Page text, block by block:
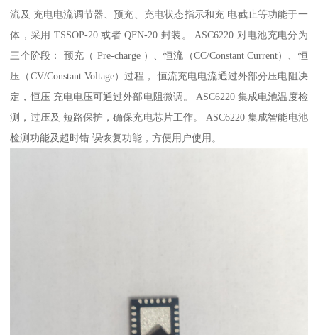
流及 充电电流调节器、预充、充电状态指示和充 电截止等功能于一
体，采用 TSSOP-20 或者 QFN-20 封装。 ASC6220 对电池充电分为
三个阶段： 预充（ Pre-charge ）、恒流（CC/Constant Current）、恒
压（CV/Constant Voltage）过程， 恒流充电电流通过外部分压电阻决
定，恒压 充电电压可通过外部电阻微调。 ASC6220 集成电池温度检
测，过压及 短路保护，确保充电芯片工作。 ASC6220 集成智能电池
检测功能及超时错 误恢复功能，方便用户使用。